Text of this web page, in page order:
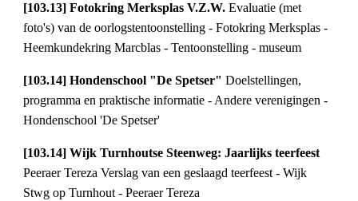
[103.13] Fotokring Merksplas V.Z.W. Evaluatie (met
foto's) van de oorlogstentoonstelling - Fotokring Merksplas -
Heemkundekring Marcblas - Tentoonstelling - museum
[103.14] Hondenschool "De Spetser" Doelstellingen,
programma en praktische informatie - Andere verenigingen -
Hondenschool 'De Spetser'
[103.14] Wijk Turnhoutse Steenweg: Jaarlijks teerfeest
Peeraer Tereza Verslag van een geslaagd teerfeest - Wijk
Stwg op Turnhout - Peeraer Tereza